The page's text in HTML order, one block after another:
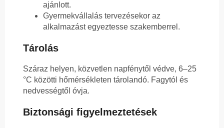
ajánlott.
Gyermekvállalás tervezésekor az
alkalmazást egyeztesse szakemberrel.
Tárolás
Száraz helyen, közvetlen napfénytől védve, 6–25
°C közötti hőmérsékleten tárolandó. Fagytól és
nedvességtől óvja.
Biztonsági figyelmeztetések